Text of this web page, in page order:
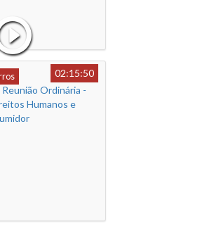
02:15:50
Reunião Ordinária -
Humanos e